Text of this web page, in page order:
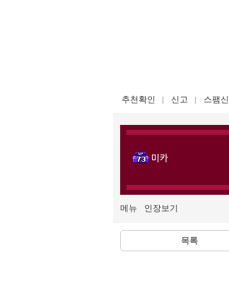
추천확인 신고 스팸
미카
메뉴 인장보기
목록